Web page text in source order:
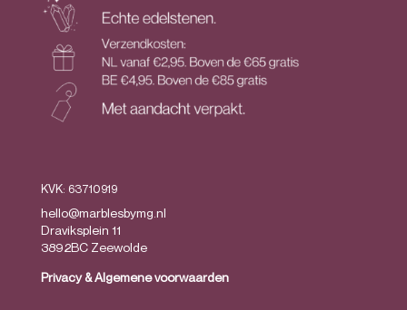
KVK: 63710919
hello@marblesbymg.nl
Draviksplein 11
3892BC Zeewolde
Privacy&Algemene voorwaarden